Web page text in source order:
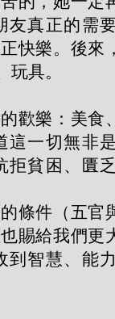
友真正的需
快樂。後來
具。
歡樂：美食
這一切無非
拒貧困、匱
條件（五官
賜給我們更
到智慧、能